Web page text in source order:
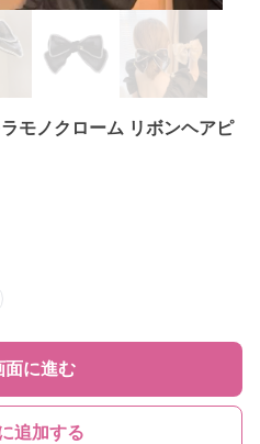
モノクローム リボンヘアピ
面に進む
追加する